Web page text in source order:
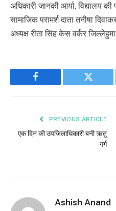
अधिकारी जानकी आर्या, विद्यालय की
सामाजिक परामर्श दाता तनीषा
अध्यक्ष रीता सिंह केस वर्कर
Facebook Twitter
PREVIOUS ARTICLE
एक दिन की उपजिलाधिकारी बनी ऋतु
गर्ग
Ashish Anand